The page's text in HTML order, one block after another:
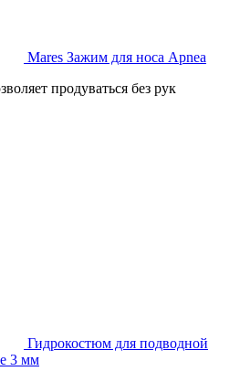
Mares Зажим для носа Apnea
продуваться без рук
Гидрокостюм для подводной
3 мм